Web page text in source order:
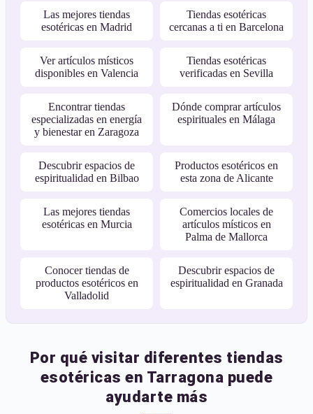
Las mejores tiendas
esotéricas en Madrid
Tiendas esotéricas
cercanas a ti en Barcelona
Ver artículos místicos
disponibles en Valencia
Tiendas esotéricas
verificadas en Sevilla
Encontrar tiendas
especializadas en energía
y bienestar en Zaragoza
Dónde comprar artículos
espirituales en Málaga
Descubrir espacios de
espiritualidad en Bilbao
Productos esotéricos en
esta zona de Alicante
Las mejores tiendas
esotéricas en Murcia
Comercios locales de
artículos místicos en
Palma de Mallorca
Conocer tiendas de
productos esotéricos en
Valladolid
Descubrir espacios de
espiritualidad en Granada
Por qué visitar diferentes tiendas
esotéricas en Tarragona puede
ayudarte más